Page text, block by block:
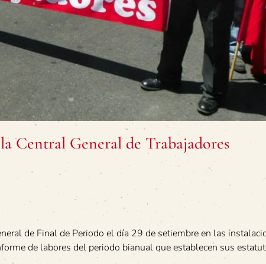
Central General de Trabajadores
de Final de Periodo el día 29 de setiembre en las
de labores del periodo bianual que establecen sus